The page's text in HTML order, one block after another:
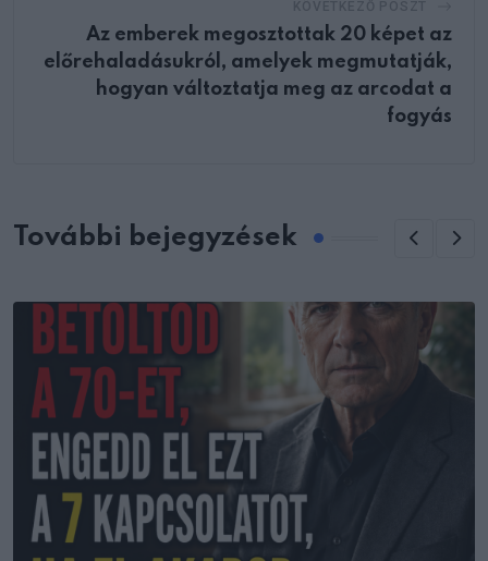
Az emberek megosztottak 20 képet az
előrehaladásukról, amelyek megmutatják,
hogyan változtatja meg az arcodat a
fogyás
További bejegyzések